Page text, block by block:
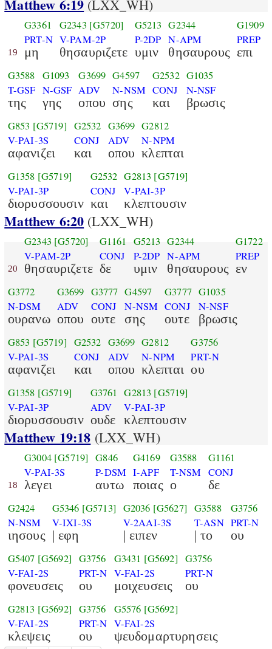
Matthew 6:19 (LXX_WH)
19
G3361
PRT-N
μη
G2343 [G5720]
V-PAM-2P
θησαυριζετε
G5213
P-2DP
υμιν
G2344
N-APM
θησαυρους
G1909
PREP
επι
G3588
T-GSF
της
G1093
N-GSF
γης
G3699
ADV
οπου
G4597
N-NSM
σης
G2532
CONJ
και
G1035
N-NSF
βρωσις
G853 [G5719]
V-PAI-3S
αφανιζει
G2532
CONJ
και
G3699
ADV
οπου
G2812
N-NPM
κλεπται
G1358 [G5719]
V-PAI-3P
διορυσσουσιν
G2532
CONJ
και
G2813 [G5719]
V-PAI-3P
κλεπτουσιν
Matthew 6:20 (LXX_WH)
20
G2343 [G5720]
V-PAM-2P
θησαυριζετε
G1161
CONJ
δε
G5213
P-2DP
υμιν
G2344
N-APM
θησαυρους
G1722
PREP
εν
G3772
N-DSM
ουρανω
G3699
ADV
οπου
G3777
CONJ
ουτε
G4597
N-NSM
σης
G3777
CONJ
ουτε
G1035
N-NSF
βρωσις
G853 [G5719]
V-PAI-3S
αφανιζει
G2532
CONJ
και
G3699
ADV
οπου
G2812
N-NPM
κλεπται
G3756
PRT-N
ου
G1358 [G5719]
V-PAI-3P
διορυσσουσιν
G3761
ADV
ουδε
G2813 [G5719]
V-PAI-3P
κλεπτουσιν
Matthew 19:18 (LXX_WH)
18
G3004 [G5719]
V-PAI-3S
λεγει
G846
P-DSM
αυτω
G4169
I-APF
ποιας
G3588
T-NSM
ο
G1161
CONJ
δε
G2424
N-NSM
ιησους
G5346 [G5713]
V-IXI-3S
| εφη
G2036 [G5627]
V-2AAI-3S
| ειπεν
G3588
T-ASN
| το
G3756
PRT-N
ου
G5407 [G5692]
V-FAI-2S
φονευσεις
G3756
PRT-N
ου
G3431 [G5692]
V-FAI-2S
μοιχευσεις
G3756
PRT-N
ου
G2813 [G5692]
V-FAI-2S
κλεψεις
G3756
PRT-N
ου
G5576 [G5692]
V-FAI-2S
ψευδομαρτυρησεις